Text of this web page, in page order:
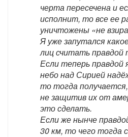
черта пересечена и
исполнит, то все ее
уничтожены «не
Я уже запутался
лиц считать правдой
Если теперь правдой
небо над Сирией
то тогда
не защитив их от
это сделать.
Если же нынче
30 км, то чего тогда